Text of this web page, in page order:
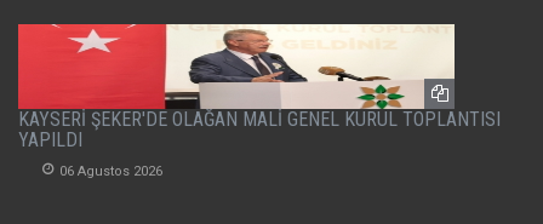
KAYSERİ ŞEKER'DE OLAĞAN MALİ GENEL KURUL TOPLANTISI
YAPILDI
06 Agustos 2026